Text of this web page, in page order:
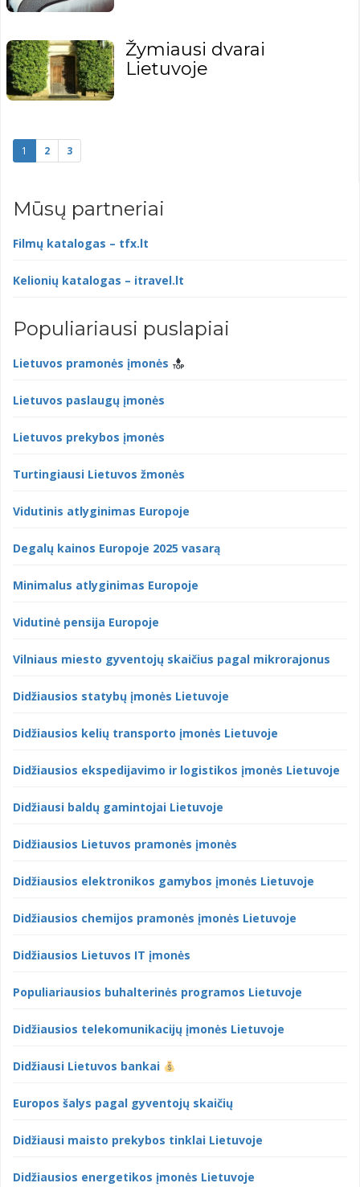
Žymiausi dvarai
Lietuvoje
1 2 3
Mūsų partneriai
Filmų katalogas – tfx.lt
Kelionių katalogas – itravel.lt
Populiariausi puslapiai
Lietuvos pramonės įmonės
Lietuvos paslaugų įmonės
Lietuvos prekybos įmonės
Turtingiausi Lietuvos žmonės
Vidutinis atlyginimas Europoje
Degalų kainos Europoje 2025 vasarą
Minimalus atlyginimas Europoje
Vidutinė pensija Europoje
Vilniaus miesto gyventojų skaičius pagal mikrorajonus
Didžiausios statybų įmonės Lietuvoje
Didžiausios kelių transporto įmonės Lietuvoje
Didžiausios ekspedijavimo ir logistikos įmonės Lietuvoje
Didžiausi baldų gamintojai Lietuvoje
Didžiausios Lietuvos pramonės įmonės
Didžiausios elektronikos gamybos įmonės Lietuvoje
Didžiausios chemijos pramonės įmonės Lietuvoje
Didžiausios Lietuvos IT įmonės
Populiariausios buhalterinės programos Lietuvoje
Didžiausios telekomunikacijų įmonės Lietuvoje
Didžiausi Lietuvos bankai
Europos šalys pagal gyventojų skaičių
Didžiausi maisto prekybos tinklai Lietuvoje
Didžiausios energetikos įmonės Lietuvoje